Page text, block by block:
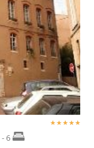
- 6